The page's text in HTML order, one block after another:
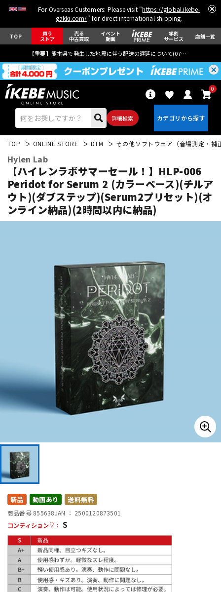
For Overseas Customers: Please visit "https://global.ikebe-
gakki.com/" for direct international shipping.
TOP 買う
ストア
売る
中古買取
イベント
動画
学割
サービス 店舗一覧
【重要】熊本県で発生した地震に伴う配送の遅延について(07月29日
詳細検索
0
エレキギター アコギ/エレアコ
パーカッション
キーボード 電子ピアノ
その他楽器
アンプ エフェクター
DJ機器
中古
TOP ONLINE STORE DTM その他ソフトウェア（音場測定・補
Hylen Lab
【ハイレンラボサマーセール！】HLP-006
Peridot for Serum 2 (カラーベース)(チルア
ウト)(ダブステップ)(Serum2プリセット)(オ
ンライン納品)(2時間以内に納品)
新品 動画あり 送料無料
商品番号 855638JAN ： 2500120873501
コンディション
： S